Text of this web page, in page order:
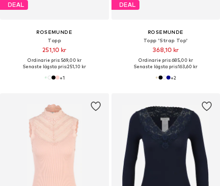
DEAL
ROSEMUNDE
Topp
251,10 kr
Ordinarie pris: 569,00 kr
Senaste lägsta pris:251,10 kr
+1
DEAL
ROSEMUNDE
Topp 'Strap Top'
368,10 kr
Ordinarie pris: 685,00 kr
Senaste lägsta pris:163,60 kr
+2